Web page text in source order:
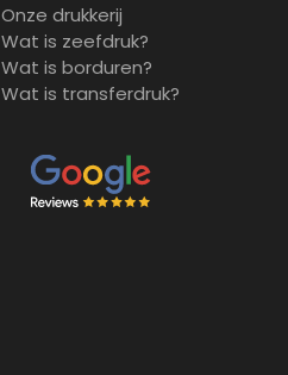
Onze drukkerij
Wat is zeefdruk?
Wat is borduren?
Wat is transferdruk?